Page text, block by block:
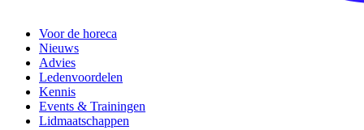
Voor de horeca
Nieuws
Advies
Ledenvoordelen
Kennis
Events & Trainingen
Lidmaatschappen